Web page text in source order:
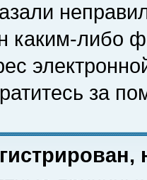
каким-либо
за